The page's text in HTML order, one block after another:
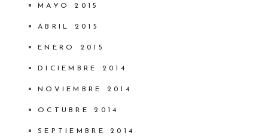
MAYO 2015
ABRIL 2015
ENERO 2015
DICIEMBRE 2014
NOVIEMBRE 2014
OCTUBRE 2014
SEPTIEMBRE 2014